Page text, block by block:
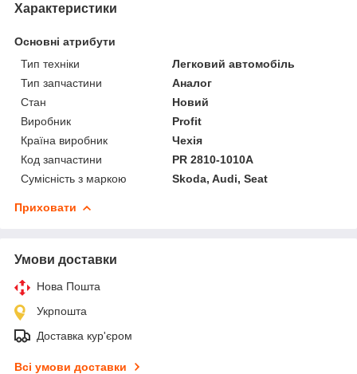
Характеристики
Основні атрибути
Тип техніки
Легковий автомобіль
Тип запчастини
Аналог
Стан
Новий
Виробник
Profit
Країна виробник
Чехія
Код запчастини
PR 2810-1010A
Сумісність з маркою
Skoda, Audi, Seat
Приховати
Умови доставки
Нова Пошта
Укрпошта
Доставка кур'єром
Всі умови доставки